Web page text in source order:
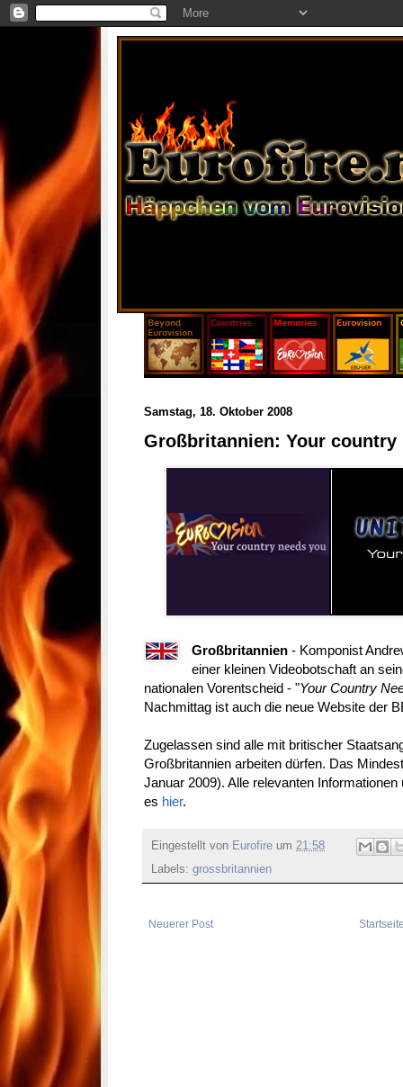
Samstag, 18. Oktober 2008
Großbritannien: Your country
Großbritannien - Komponist
einer kleinen Videobotschaft an
nationalen Vorentscheid - "Your Country
Nachmittag ist auch die neue Website der
Zugelassen sind alle mit britischer
Großbritannien arbeiten dürfen. Das
Januar 2009). Alle relevanten
es hier.
Eingestellt von Eurofire um 21:58
Labels: grossbritannien
Neuerer Post